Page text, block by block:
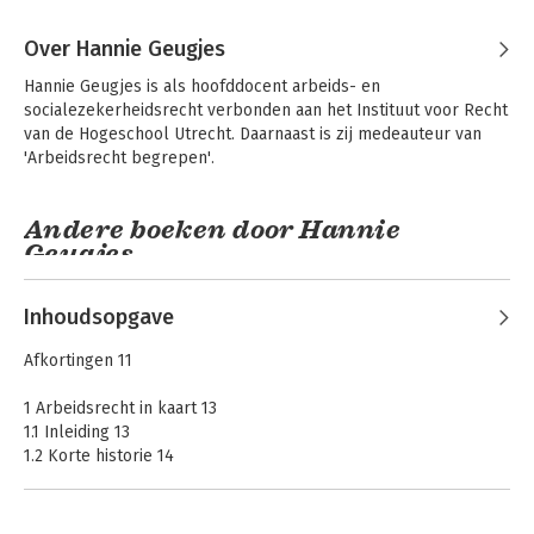
Over Hannie Geugjes
Hannie Geugjes is als hoofddocent arbeids- en
socialezekerheidsrecht verbonden aan het Instituut voor Recht
van de Hogeschool Utrecht. Daarnaast is zij medeauteur van
'Arbeidsrecht begrepen'.
Andere boeken door Hannie
Geugjes
Inhoudsopgave
Afkortingen 11
1 Arbeidsrecht in kaart 13
1.1 Inleiding 13
1.2 Korte historie 14